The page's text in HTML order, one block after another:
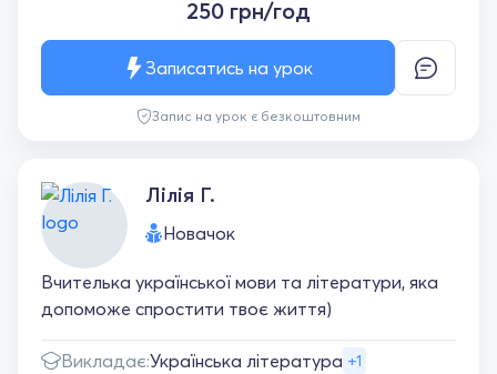
250 грн/год
Запис на урок є безкоштовним
Записатись на урок
Лілія Г.
Новачок
Вчителька української мови та літератури, яка
допоможе спростити твоє життя)
Викладає:Українська література +1